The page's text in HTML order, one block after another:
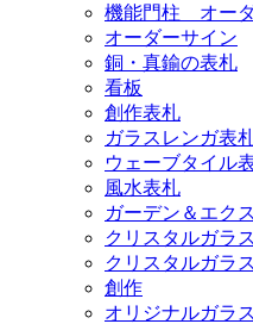
機能門柱 オー
オーダーサイン
銅・真鍮の表札
看板
創作表札
ガラスレンガ表
ウェーブタイル
風水表札
ガーデン＆エク
クリスタルガラ
クリスタルガラ
創作
オリジナルガラ